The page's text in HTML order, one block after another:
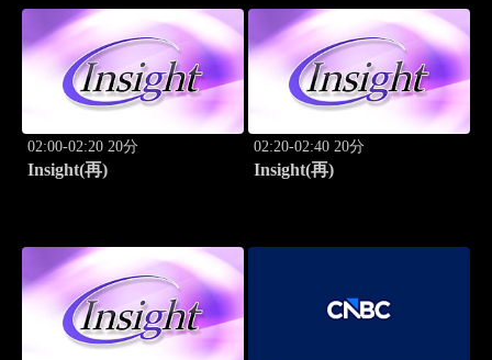
02:00-02:20 20分
Insight(再)
02:20-02:40 20分
Insight(再)